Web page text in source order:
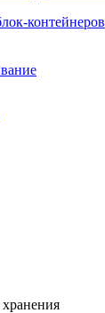
контейнеров